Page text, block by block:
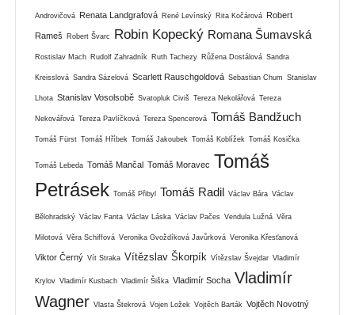
Androvičová Renata Landgrafová René Levínský Rita Kočárová Robert
Rameš Robert Švarc Robin Kopecký Romana Šumavská
Rostislav Mach Rudolf Zahradník Ruth Tachezy Růžena Dostálová Sandra
Kreisslová Sandra Sázelová Scarlett Rauschgoldová Sebastian Chum Stanislav
Lhota Stanislav Vosolsobě Svatopluk Civiš Tereza Nekolářová Tereza
Nekovářová Tereza Pavlíčková Tereza Spencerová Tomáš Bandžuch
Tomáš Fürst Tomáš Hříbek Tomáš Jakoubek Tomáš Koblížek Tomáš Kosička
Tomáš Lebeda Tomáš Mančal Tomáš Moravec Tomáš
Petrásek Tomáš Přibyl Tomáš Radil Václav Bára Václav
Bělohradský Václav Fanta Václav Láska Václav Pačes Vendula Lužná Věra
Milotová Věra Schiffová Veronika Gvoždíková Javůrková Veronika Křesťanová
Viktor Černý Vít Straka Vítězslav Škorpík Vítězslav Švejdar Vladimír
Krylov Vladimír Kusbach Vladimír Šiška Vladimír Socha Vladimír
Wagner Vlasta Štekrová Vojen Ložek Vojtěch Barták Vojtěch Novotný